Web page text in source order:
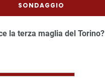
SONDAGGIO
la terza maglia del Torino?